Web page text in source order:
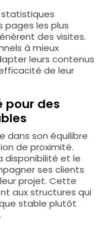
statistiques
pages les plus
des visites.
à mieux
leurs contenus
de leur
pour des
dans son équilibre
de proximité.
disponibilité et le
ses clients
projet. Cette
aux structures qui
stable plutôt